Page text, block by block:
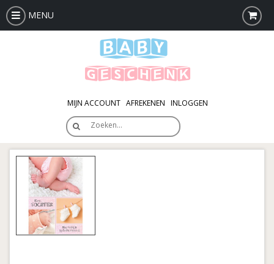
MENU
MIJN ACCOUNT AFREKENEN INLOGGEN
Zoeken…